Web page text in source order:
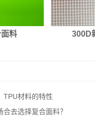
料 300D
TPU材料的特性
去选择复合面料？